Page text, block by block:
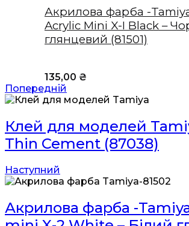
Акрилова фарба -
Acrylic Mini X-I Black –
глянцевий (81501)
135,00 ₴
Попередній
Клей для моделей
Thin Cement (87038)
Наступний
Акрилова фарба -